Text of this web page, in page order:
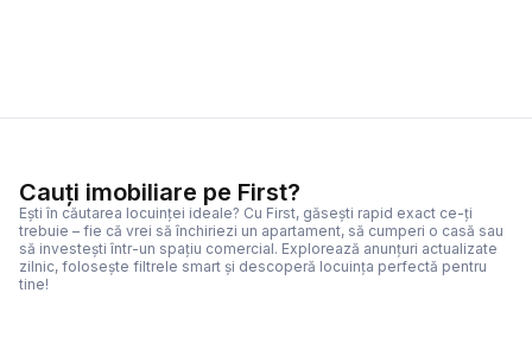
Cauți imobiliare pe First?
Ești în căutarea locuinței ideale? Cu First, găsești rapid exact ce-ți
trebuie – fie că vrei să închiriezi un apartament, să cumperi o casă sau
să investești într-un spațiu comercial. Explorează anunțuri actualizate
zilnic, folosește filtrele smart și descoperă locuința perfectă pentru
tine!